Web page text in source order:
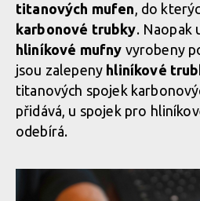
titanových mufen, do
karbonové trubky. Naopak
hliníkové mufny vyrobeny
jsou zalepeny hliníkové
titanových spojek
přidává, u spojek pro
odebírá.